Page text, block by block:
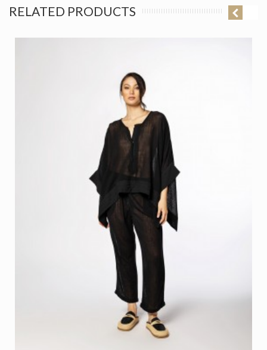
RELATED PRODUCTS